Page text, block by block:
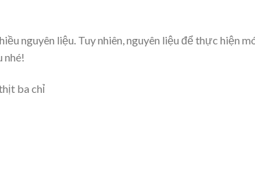
nguyên liệu. Tuy nhiên, nguyên liệu để thực hiện
nhé!
ba chỉ